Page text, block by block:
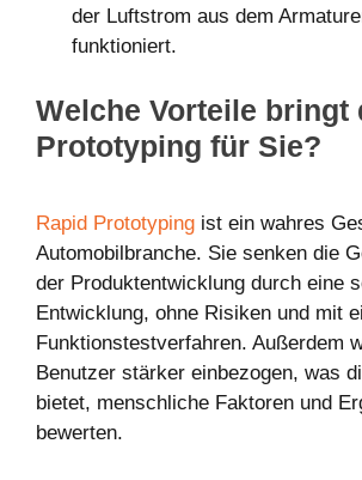
der Luftstrom aus dem
funktioniert.
Welche Vorteile bringt
Prototyping für Sie?
Rapid Prototyping ist ein wahres
Automobilbranche. Sie senken die
der Produktentwicklung durch eine
Entwicklung, ohne Risiken und mit
Funktionstestverfahren. Außerdem
Benutzer stärker einbezogen, was
bietet, menschliche Faktoren und
bewerten.